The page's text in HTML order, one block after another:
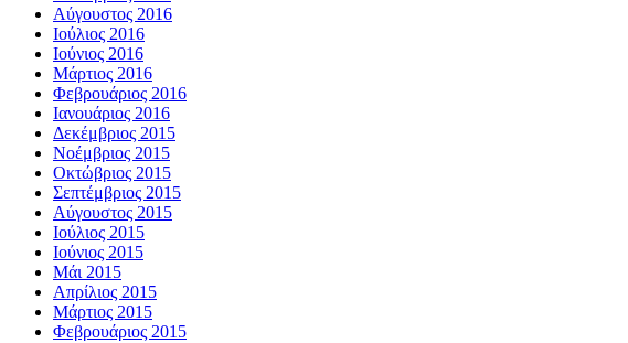
Αύγουστος 2016
Ιούλιος 2016
Ιούνιος 2016
Μάρτιος 2016
Φεβρουάριος 2016
Ιανουάριος 2016
Δεκέμβριος 2015
Νοέμβριος 2015
Οκτώβριος 2015
Σεπτέμβριος 2015
Αύγουστος 2015
Ιούλιος 2015
Ιούνιος 2015
Μάι 2015
Απρίλιος 2015
Μάρτιος 2015
Φεβρουάριος 2015